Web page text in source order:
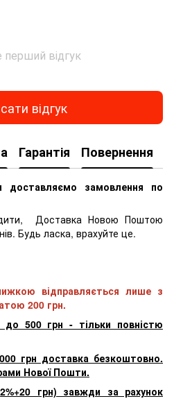
перший відгук
відгук
Гарантія Повернення
доставляємо замовлення по
Доставка Новою Поштою
Будь ласка, врахуйте це.
відправляється лише з
200 грн.
до 500 грн - тільки повністю
грн доставка безкоштовно.
Нової Пошти.
грн) завжди за рахунок